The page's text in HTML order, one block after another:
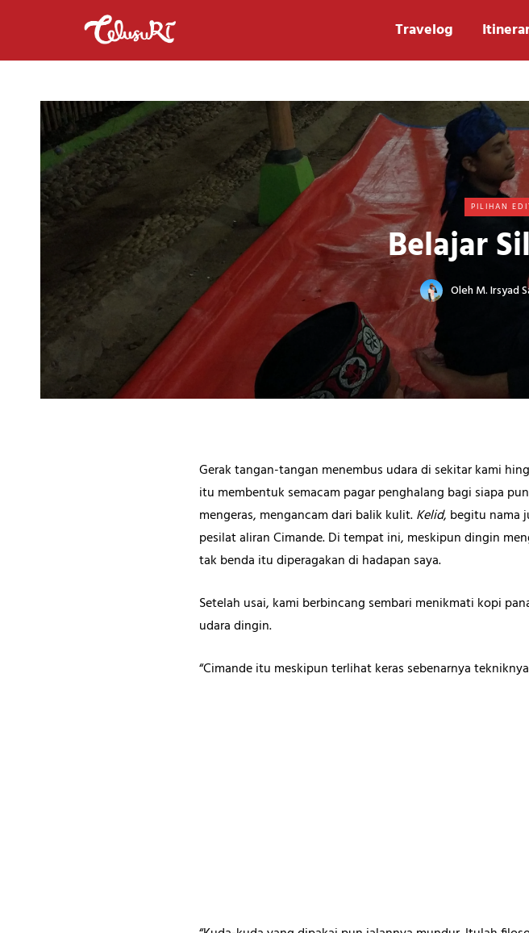
Travelog
PILIHAN
Belajar
OlehM. Irsyad
Gerak tangan-tangan menembus udara di sekitar kami
itu membentuk semacam pagar penghalang bagi siapa
mengeras, mengancam dari balik kulit.Kelid, begitu nama
pesilat aliran Cimande. Di tempat ini, meskipun dingin
tak benda itu diperagakan di hadapan saya.
Setelah usai, kami berbincang sembari menikmati kopi
udara dingin.
“Cimande itu meskipun terlihat keras sebenarnya